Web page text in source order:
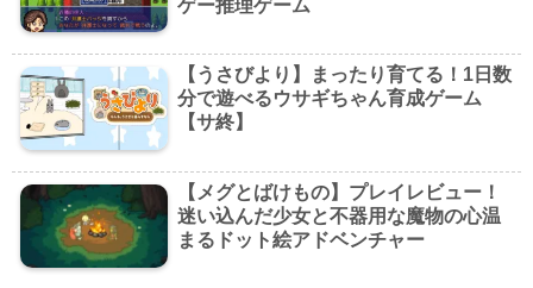
ゲー推理ゲーム
【うさびより】まったり育てる！1日数
分で遊べるウサギちゃん育成ゲーム
【サ終】
【メグとばけもの】プレイレビュー！
迷い込んだ少女と不器用な魔物の心温
まるドット絵アドベンチャー